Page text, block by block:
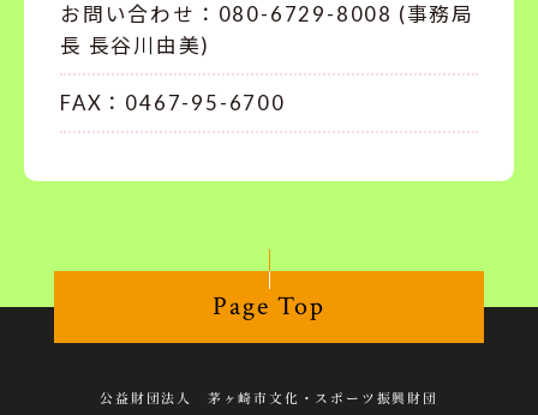
お問い合わせ：080-6729-8008 (事務局
長 長谷川由美)
FAX：0467-95-6700
Page Top
公益財団法人 茅ヶ崎市文化・スポーツ振興財団